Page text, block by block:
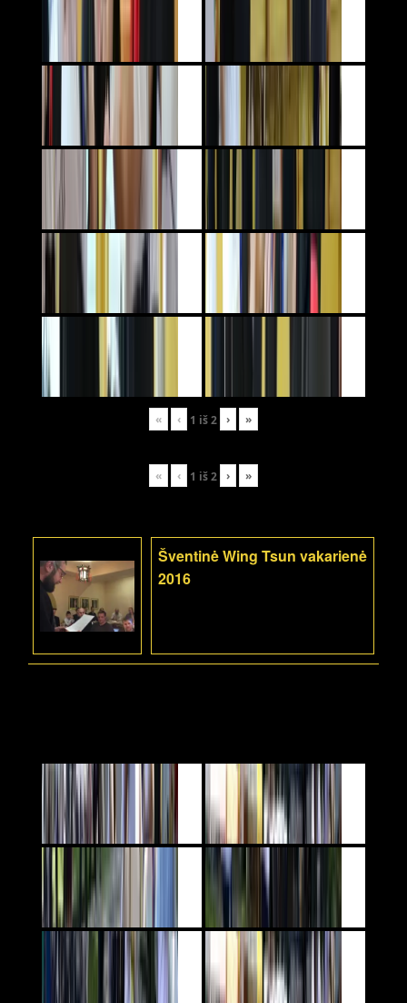
« ‹ 1 iš2 › »
« ‹ 1 iš2 › »
Šventinė Wing Tsun vakarienė
2016